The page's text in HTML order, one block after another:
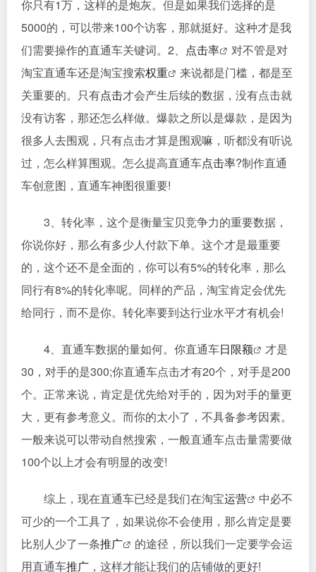
你只有1万，这样的是炮灰。但是如果我们选择的是
5000的，可以带来100个访客，那就挺好。这种才是我
们需要操作的直通车关键词。2、 点击率
对不管是对
淘宝直通车还是淘宝搜索权重
来说都是门槛，都是至
关重要的。只有点击才会产生后续的数据，没有点击就
没有访客，那还怎么样做。爆款之所以是爆款，是因为
很多人去围观，只有点击才算是围观嘛，听都没有听说
过，怎么样算围观。怎么提高直通车点击率?制作直通
车创意图，直通车神图很重要!
3、转化率，这个是衡量宝贝竞争力的重要数据，
你说你好，那么有多少人付款下单。这个才是最重要
的，这个还不是全面的，你可以有5%的转化率，那么
同行有8%的转化率呢。同样的产品，淘宝肯定会优先
给同行，而不是你。转化率要到达行业水平才有机会!
4、直通车数据的量如何。你直通车日限额
才是
30，对手的是300;你直通车点击才有20个，对手是200
个。正常来说，肯定是优先给对手的，因为对手的量更
大，更有参考意义。而你的太小了，不具备参考因素。
一般来说可以带动自然搜索，一般直通车点击量需要做
100个以上才会有明显的改变!
综上，现在直通车已经是我们在淘宝运营
中必不
可少的一个工具了，如果说你不会使用，那么肯定是要
比别人少了一条推广
的途径，所以我们一定要学会运
用直通车推广 ，这样才能让我们的店铺做的更好!